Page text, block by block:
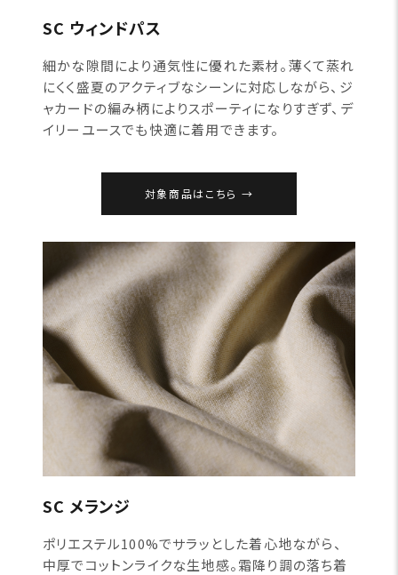
SC ウィンドパス
細かな隙間により通気性に優れた素材。薄くて蒸れ
にくく盛夏のアクティブなシーンに対応しながら、ジ
ャカードの編み柄によりスポーティになりすぎず、デ
イリーユースでも快適に着用できます。
対象商品はこちら
SC メランジ
ポリエステル100%でサラッとした着心地ながら、
中厚でコットンライクな生地感。霜降り調の落ち着